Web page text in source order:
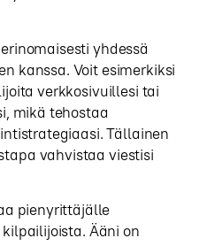
yhdessä
kanssa. Voit esimerkiksi
verkkosivuillesi tai
mikä tehostaa
Tällainen
vahvistaa viestisi
pienyrittäjälle
Ääni on